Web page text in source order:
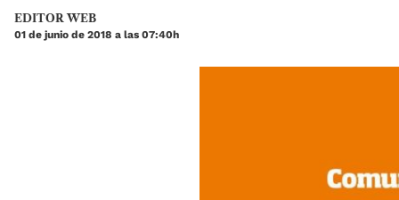
EDITOR WEB
01 de junio de 2018 a las 07:40h